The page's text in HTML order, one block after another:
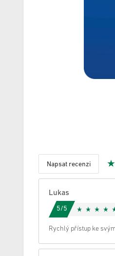
Napsat recenzi
Lukas
5/5
Rychlý přístup ke